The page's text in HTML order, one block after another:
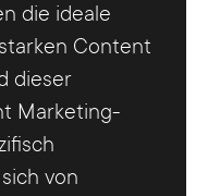
die ideale
Content
dieser
Marketing-
von